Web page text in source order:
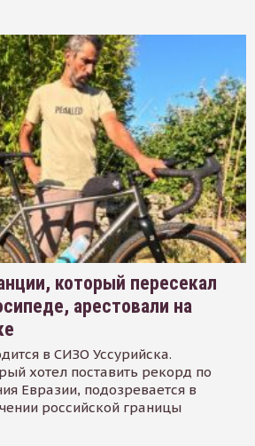
который пересекал
арестовали на
в СИЗО Уссурийска.
хотел поставить рекорд по
Евразии, подозревается в
российской границы